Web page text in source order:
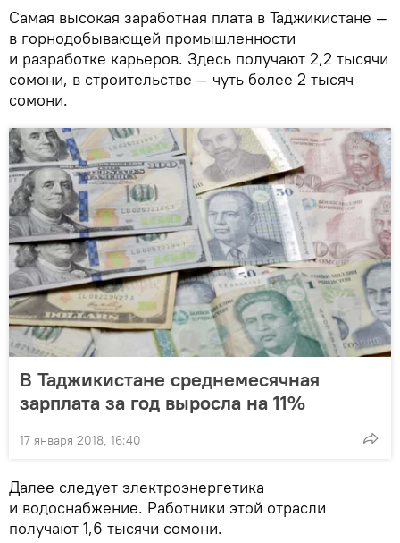
Самая высокая заработная плата в Таджикистане —
в горнодобывающей промышленности
и разработке карьеров. Здесь получают 2,2 тысячи
сомони, в строительстве — чуть более 2 тысяч
сомони.
В Таджикистане среднемесячная
зарплата за год выросла на 11%
17 января 2018, 16:40
Далее следует электроэнергетика
и водоснабжение. Работники этой отрасли
получают 1,6 тысячи сомони.